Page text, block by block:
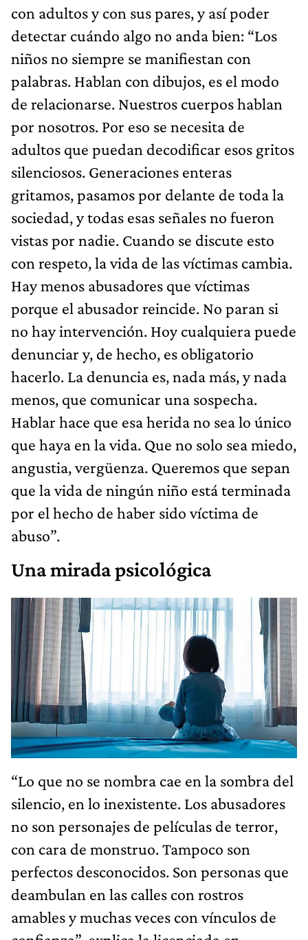
con adultos y con sus pares, y así poder
detectar cuándo algo no anda bien: “Los
niños no siempre se manifiestan con
palabras. Hablan con dibujos, es el modo
de relacionarse. Nuestros cuerpos hablan
por nosotros. Por eso se necesita de
adultos que puedan decodificar esos gritos
silenciosos. Generaciones enteras
gritamos, pasamos por delante de toda la
sociedad, y todas esas señales no fueron
vistas por nadie. Cuando se discute esto
con respeto, la vida de las víctimas cambia.
Hay menos abusadores que víctimas
porque el abusador reincide. No paran si
no hay intervención. Hoy cualquiera puede
denunciar y, de hecho, es obligatorio
hacerlo. La denuncia es, nada más, y nada
menos, que comunicar una sospecha.
Hablar hace que esa herida no sea lo único
que haya en la vida. Que no solo sea miedo,
angustia, vergüenza. Queremos que sepan
que la vida de ningún niño está terminada
por el hecho de haber sido víctima de
abuso”.
Una mirada psicológica
“Lo que no se nombra cae en la sombra del
silencio, en lo inexistente. Los abusadores
no son personajes de películas de terror,
con cara de monstruo. Tampoco son
perfectos desconocidos. Son personas que
deambulan en las calles con rostros
amables y muchas veces con vínculos de